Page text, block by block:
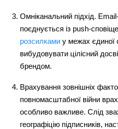
Омніканальний підхід.
поєднується із push-
розсилками у межах єдиної
вибудовувати цілісний
брендом.
Врахування зовнішніх
повномасштабної війни
особливо важливе. Слід
географіцію підписників,